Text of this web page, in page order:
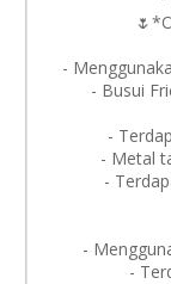
-
- ⁠Busui
-
- ⁠Metal
-
-
-